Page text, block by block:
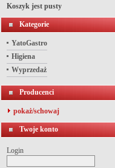
Koszyk jest pusty
Kategorie
YatoGastro
Higiena
Wyprzedaż
Producenci
pokaż/schowaj
Twoje konto
Login